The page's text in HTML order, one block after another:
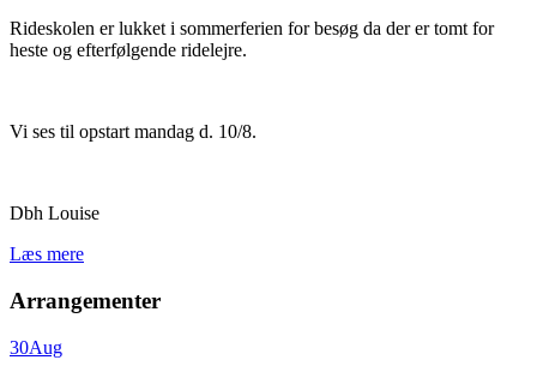
Rideskolen er lukket i sommerferien for besøg da der er tomt for
heste og efterfølgende ridelejre.
Vi ses til opstart mandag d. 10/8.
Dbh Louise
Læs mere
Arrangementer
30Aug